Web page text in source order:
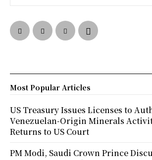
Most Popular Articles
US Treasury Issues Licenses to
Venezuelan-Origin Minerals
Returns to US Court
PM Modi, Saudi Crown Prince